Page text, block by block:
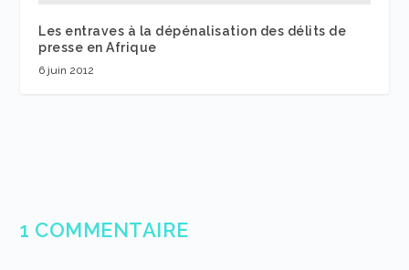
Les entraves à la dépénalisation des délits de
presse en Afrique
6 juin 2012
1 COMMENTAIRE